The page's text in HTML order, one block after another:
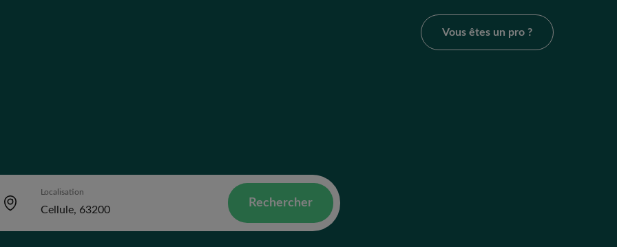
Vous êtes un pro ?
Localisation
Rechercher